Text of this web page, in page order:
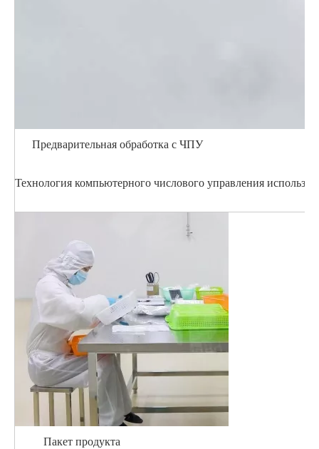
Предварительная обработка с ЧПУ
Технология компьютерного числового управления
Пакет продукта